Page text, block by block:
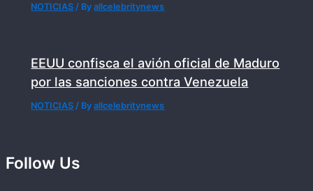
NOTICIAS / Byallcelebritynews
EEUU confisca el avión oficial de Maduro
por las sanciones contra Venezuela
NOTICIAS / Byallcelebritynews
Follow Us